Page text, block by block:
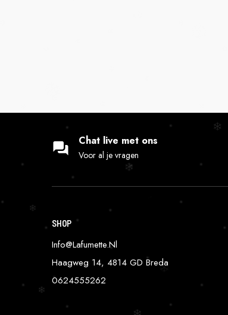
Chat live met ons
Voor al je vragen
SHOP
Info@lafumette.nl
Haagweg 14, 4814 GD Breda
0624555262